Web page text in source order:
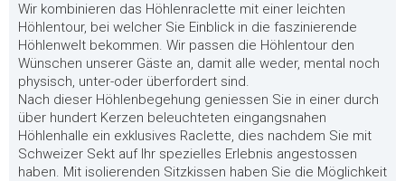
Wir kombinieren das Höhlenraclette mit einer leichten
Höhlentour, bei welcher Sie Einblick in die faszinierende
Höhlenwelt bekommen. Wir passen die Höhlentour den
Wünschen unserer Gäste an, damit alle weder, mental noch
physisch, unter-oder überfordert sind.
Nach dieser Höhlenbegehung geniessen Sie in einer durch
über hundert Kerzen beleuchteten eingangsnahen
Höhlenhalle ein exklusives Raclette, dies nachdem Sie mit
Schweizer Sekt auf Ihr spezielles Erlebnis angestossen
haben. Mit isolierenden Sitzkissen haben Sie die Möglichkeit